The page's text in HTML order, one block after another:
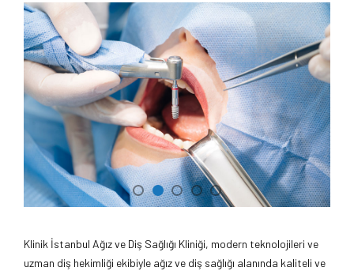
Klinik İstanbul Ağız ve Diş Sağlığı Kliniği, modern teknolojileri ve
uzman diş hekimliği ekibiyle ağız ve diş sağlığı alanında kaliteli ve